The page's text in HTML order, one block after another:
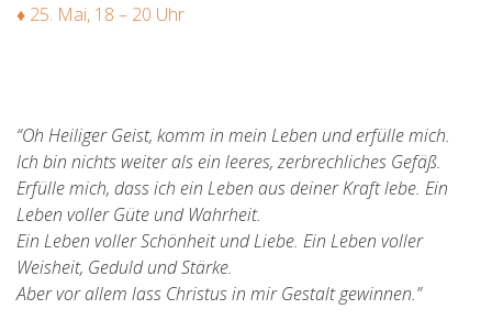
♦ 25. Mai, 18 – 20 Uhr
“Oh Heiliger Geist, komm in mein Leben und erfülle mich.
Ich bin nichts weiter als ein leeres, zerbrechliches Gefäß.
Erfülle mich, dass ich ein Leben aus deiner Kraft lebe. Ein
Leben voller Güte und Wahrheit.
Ein Leben voller Schönheit und Liebe. Ein Leben voller
Weisheit, Geduld und Stärke.
Aber vor allem lass Christus in mir Gestalt gewinnen.”